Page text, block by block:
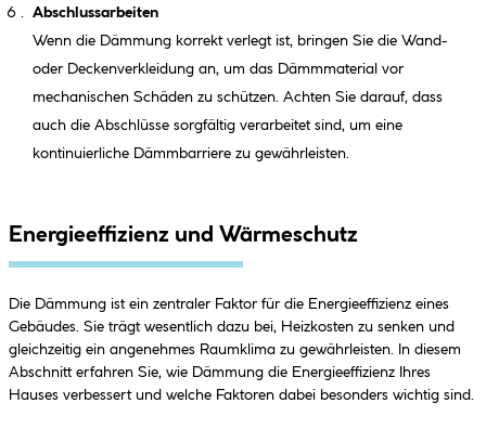
Abschlussarbeiten
Wenn die Dämmung korrekt verlegt ist, bringen Sie die Wand-
oder Deckenverkleidung an, um das Dämmmaterial vor
mechanischen Schäden zu schützen. Achten Sie darauf, dass
auch die Abschlüsse sorgfältig verarbeitet sind, um eine
kontinuierliche Dämmbarriere zu gewährleisten.
Energieeffizienz und Wärmeschutz
Die Dämmung ist ein zentraler Faktor für die Energieeffizienz eines
Gebäudes. Sie trägt wesentlich dazu bei, Heizkosten zu senken und
gleichzeitig ein angenehmes Raumklima zu gewährleisten. In diesem
Abschnitt erfahren Sie, wie Dämmung die Energieeffizienz Ihres
Hauses verbessert und welche Faktoren dabei besonders wichtig sind.